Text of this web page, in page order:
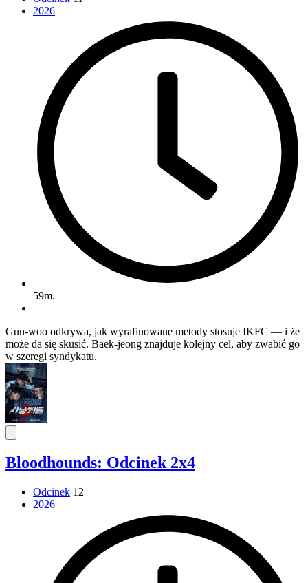
2026
59m.
Gun-woo odkrywa, jak wyrafinowane metody stosuje IKFC — i że
może da się skusić. Baek-jeong znajduje kolejny cel, aby zwabić go
w szeregi syndykatu.
Bloodhounds: Odcinek 2x4
Odcinek 12
2026